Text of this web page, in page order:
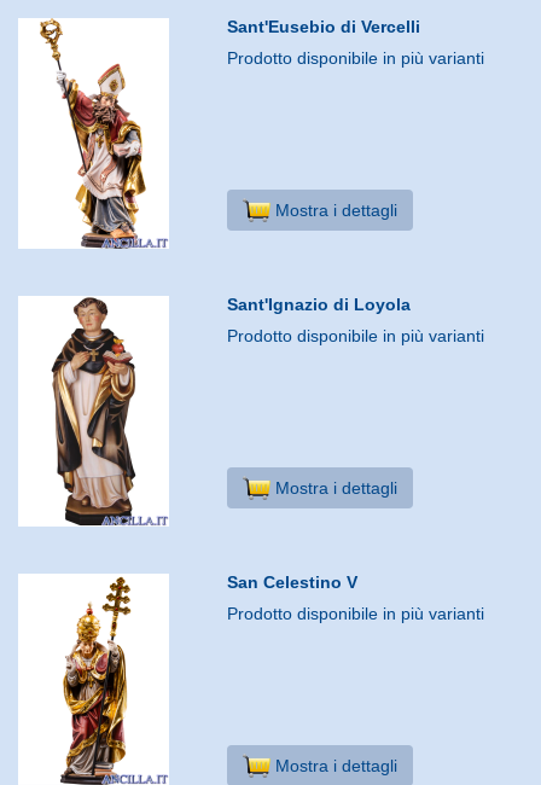
Sant'Eusebio di Vercelli
Prodotto disponibile in più varianti
Mostra i dettagli
Sant'Ignazio di Loyola
Prodotto disponibile in più varianti
Mostra i dettagli
San Celestino V
Prodotto disponibile in più varianti
Mostra i dettagli